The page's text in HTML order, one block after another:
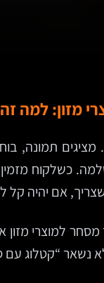
מזון: למה
תמונה,
כשלקוח
שצריך, אם יהיה
למוצרי מזון
נשאר “קטלוג עם